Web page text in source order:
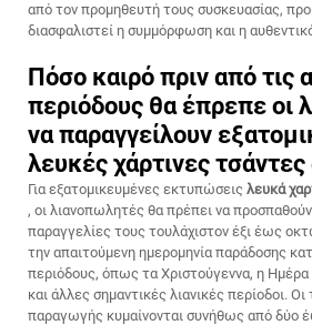
από τον προμηθευτή τους συσκευασίας,
διασφαλιστεί η συμμόρφωση και η
Πόσο καιρό πριν από τις
περιόδους θα έπρεπε οι
να παραγγείλουν
λευκές χάρτινες
Για εξατομικευμένες εκτυπώσεις λευκά
, οι λιανοπωλητές θα πρέπει να
παραγγελίες τους τουλάχιστον έξι έως
την απαιτούμενη ημερομηνία παράδοσης
περιόδους, όπως τα Χριστούγεννα, η Ημέρα
και άλλες σημαντικές λιανικές περίοδοι. Οι
παραγωγής κυμαίνονται συνήθως από δύο